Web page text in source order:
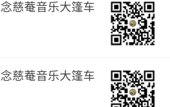
慈菴音乐大篷车
慈菴音乐大篷车